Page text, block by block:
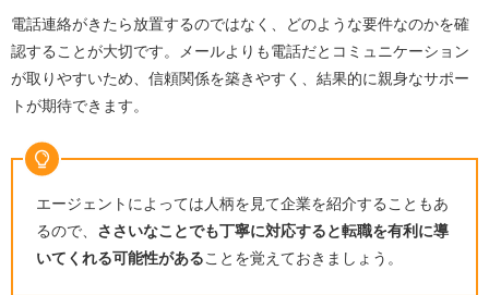
電話連絡がきたら放置するのではなく、どのような要件なのかを確
認することが大切です。メールよりも電話だとコミュニケーション
が取りやすいため、信頼関係を築きやすく、結果的に親身なサポー
トが期待できます。
エージェントによっては人柄を見て企業を紹介することもあ
るので、 ささいなことでも丁寧に対応すると転職を有利に導
いてくれる可能性があることを覚えておきましょう。